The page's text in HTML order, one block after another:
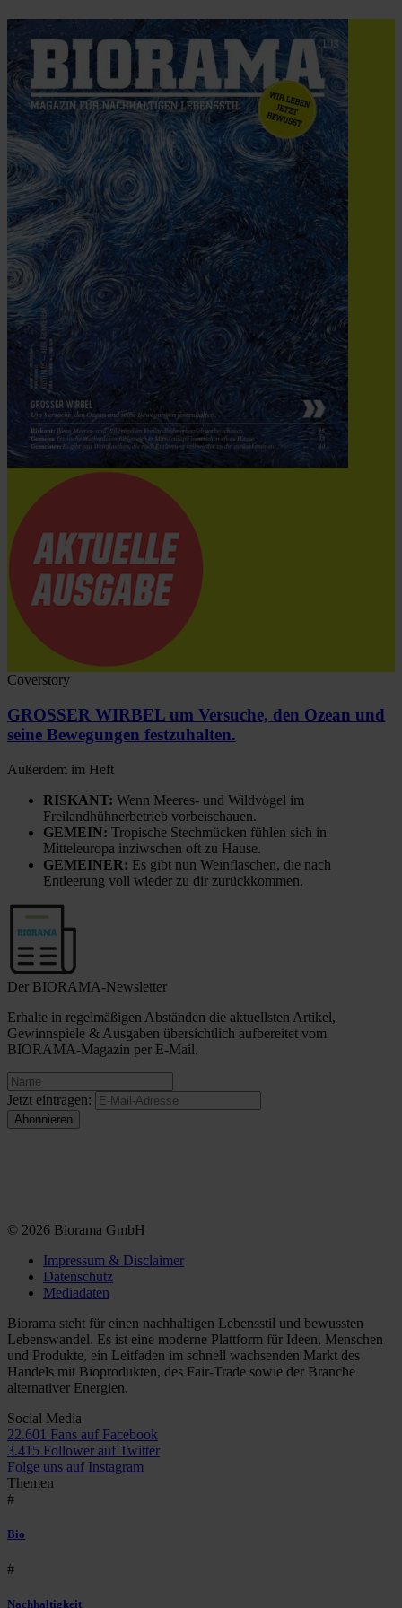
Coverstory
GROSSER WIRBEL um Versuche, den Ozean und
seine Bewegungen festzuhalten.
Außerdem im Heft
RISKANT: Wenn Meeres- und Wildvögel im
Freilandhühnerbetrieb vorbeischauen.
GEMEIN: Tropische Stechmücken fühlen sich in
Mitteleuropa inziwschen oft zu Hause.
GEMEINER: Es gibt nun Weinflaschen, die nach
Entleerung voll wieder zu dir zurückkommen.
Der BIORAMA-Newsletter
Erhalte in regelmäßigen Abständen die aktuellsten Artikel,
Gewinnspiele & Ausgaben übersichtlich aufbereitet vom
BIORAMA-Magazin per E-Mail.
Jetzt eintragen:
© 2026 Biorama GmbH
Impressum & Disclaimer
Datenschutz
Mediadaten
Biorama steht für einen nachhaltigen Lebensstil und bewussten
Lebenswandel. Es ist eine moderne Plattform für Ideen, Menschen
und Produkte, ein Leitfaden im schnell wachsenden Markt des
Handels mit Bioprodukten, des Fair-Trade sowie der Branche
alternativer Energien.
Social Media
22.601 Fans auf Facebook
3.415 Follower auf Twitter
Folge uns auf Instagram
Themen
#
Bio
#
Nachhaltigkeit